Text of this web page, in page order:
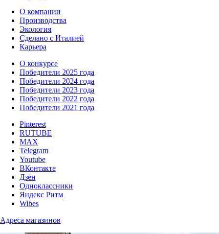
О компании
Производства
Экология
Сделано с Италией
Карьера
О конкурсе
Победители 2025 года
Победители 2024 года
Победители 2023 года
Победители 2022 года
Победители 2021 года
Pinterest
RUTUBE
MAX
Telegram
Youtube
ВКонтакте
Дзен
Одноклассники
Яндекс Ритм
Wibes
Адреса магазинов